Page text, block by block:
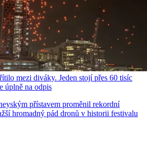
mezi diváky. Jeden stojí přes 60 tisíc
úplně na odpis
přístavem proměnil rekordní
hromadný pád dronů v historii festivalu